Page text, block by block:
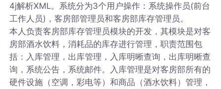
4j解析XML。系统分为3个用户操作：系统操作员(前台
工作人员)，客房部管理员和客房部库存管理员。
本人负责客房部库存管理员模块的开发，其模块是对客
房部酒水饮料，消耗品的库存进行管理，职责范围包
括：入库管理，出库管理，入库明晰查询，出库明晰查
询，系统公告，系统邮件。入库管理是对客房部所有的
硬件设施（空调，彩电等）和商品（酒水饮料）管理，